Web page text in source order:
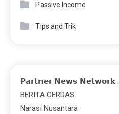
Passive Income
Tips and Trik
𝗣𝗮𝗿𝘁𝗻𝗲𝗿 𝗡𝗲𝘄𝘀 𝗡𝗲𝘁𝘄𝗼𝗿𝗸 :
BERITA CERDAS
Narasi Nusantara